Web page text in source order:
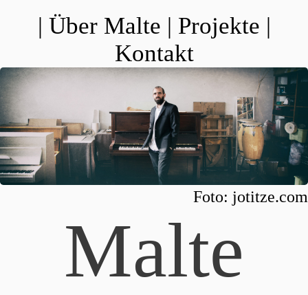
| Über Malte | Projekte |
Kontakt
Foto: jotitze.com
Malte